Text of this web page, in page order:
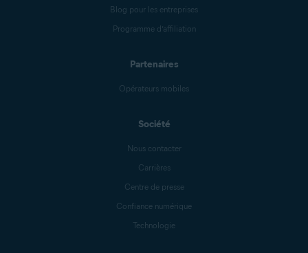
Blog pour les entreprises
Programme d’affiliation
Partenaires
Opérateurs mobiles
Société
Nous contacter
Carrières
Centre de presse
Confiance numérique
Technologie